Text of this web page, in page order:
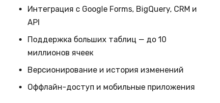
Интеграция с Google Forms, BigQuery, CRM и
API
Поддержка больших таблиц — до 10
миллионов ячеек
Версионирование и история изменений
Оффлайн-доступ и мобильные приложения